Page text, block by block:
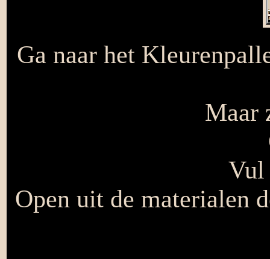
Ga naar het
Maar
Vul
Open uit de materialen